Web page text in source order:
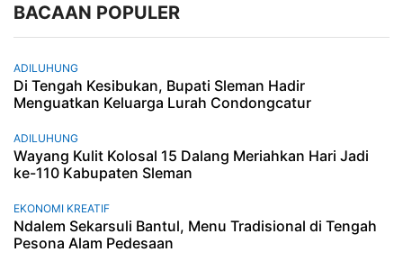
BACAAN POPULER
ADILUHUNG
Di Tengah Kesibukan, Bupati Sleman Hadir
Menguatkan Keluarga Lurah Condongcatur
ADILUHUNG
Wayang Kulit Kolosal 15 Dalang Meriahkan Hari Jadi
ke-110 Kabupaten Sleman
EKONOMI KREATIF
Ndalem Sekarsuli Bantul, Menu Tradisional di Tengah
Pesona Alam Pedesaan